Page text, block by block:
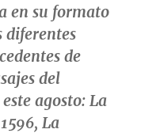
en su formato
diferentes
de
del
agosto: La
La